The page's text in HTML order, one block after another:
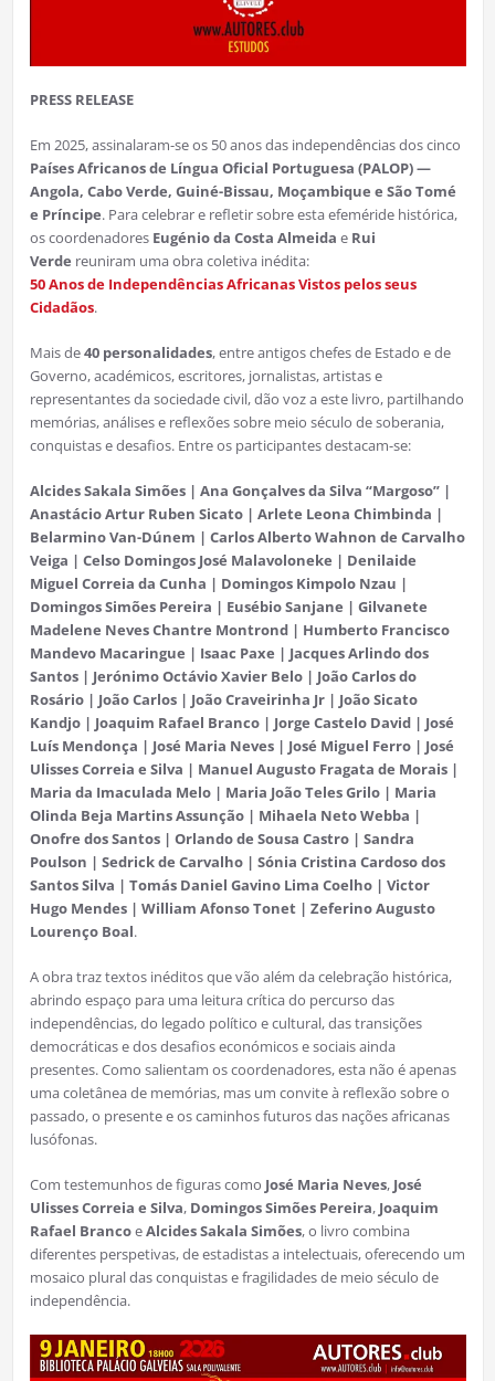
PRESS RELEASE
Em 2025, assinalaram-se os 50 anos das independências dos cinco
Países Africanos de Língua Oficial Portuguesa (PALOP) —
Angola, Cabo Verde, Guiné-Bissau, Moçambique e São Tomé
e Príncipe. Para celebrar e refletir sobre esta efeméride histórica,
os coordenadores Eugénio da Costa Almeida e Rui
Verde reuniram uma obra coletiva inédita:
50 Anos de Independências Africanas Vistos pelos seus
Cidadãos.
Mais de40 personalidades, entre antigos chefes de Estado e de
Governo, académicos, escritores, jornalistas, artistas e
representantes da sociedade civil, dão voz a este livro, partilhando
memórias, análises e reflexões sobre meio século de soberania,
conquistas e desafios. Entre os participantes destacam-se:
Alcides Sakala Simões | Ana Gonçalves da Silva “Margoso” |
Anastácio Artur Ruben Sicato | Arlete Leona Chimbinda |
Belarmino Van-Dúnem | Carlos Alberto Wahnon de Carvalho
Veiga | Celso Domingos José Malavoloneke | Denilaide
Miguel Correia da Cunha | Domingos Kimpolo Nzau |
Domingos Simões Pereira | Eusébio Sanjane | Gilvanete
Madelene Neves Chantre Montrond | Humberto Francisco
Mandevo Macaringue | Isaac Paxe | Jacques Arlindo dos
Santos | Jerónimo Octávio Xavier Belo | João Carlos do
Rosário | João Carlos | João Craveirinha Jr | João Sicato
Kandjo | Joaquim Rafael Branco | Jorge Castelo David | José
Luís Mendonça | José Maria Neves | José Miguel Ferro | José
Ulisses Correia e Silva | Manuel Augusto Fragata de Morais |
Maria da Imaculada Melo | Maria João Teles Grilo | Maria
Olinda Beja Martins Assunção | Mihaela Neto Webba |
Onofre dos Santos | Orlando de Sousa Castro | Sandra
Poulson | Sedrick de Carvalho | Sónia Cristina Cardoso dos
Santos Silva | Tomás Daniel Gavino Lima Coelho | Victor
Hugo Mendes | William Afonso Tonet | Zeferino Augusto
Lourenço Boal.
A obra traz textos inéditos que vão além da celebração histórica,
abrindo espaço para uma leitura crítica do percurso das
independências, do legado político e cultural, das transições
democráticas e dos desafios económicos e sociais ainda
presentes. Como salientam os coordenadores, esta não é apenas
uma coletânea de memórias, mas um convite à reflexão sobre o
passado, o presente e os caminhos futuros das nações africanas
lusófonas.
Com testemunhos de figuras como José Maria Neves, José
Ulisses Correia e Silva, Domingos Simões Pereira, Joaquim
Rafael BrancoeAlcides Sakala Simões, o livro combina
diferentes perspetivas, de estadistas a intelectuais, oferecendo um
mosaico plural das conquistas e fragilidades de meio século de
independência.